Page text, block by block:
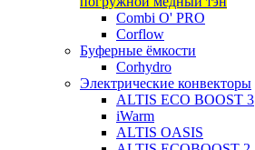
Combi O' PRO
Corflow
Буферные ёмкости
Corhydro
Электрические конвекторы
ALTIS ECO BOOST 3
iWarm
ALTIS OASIS